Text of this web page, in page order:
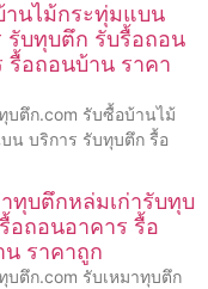
านไม้กระทุ่มแบน
รับทุบตึก รับรื้อถอน
รื้อถอนบ้าน ราคา
บตึก.com รับซื้อบ้านไม้
น บริการ รับทุบตึก รื้อ
ทุบตึกหล่มเก่ารับทุบ
อถอนอาคาร รื้อ
น ราคาถูก
บตึก.com รับเหมาทุบตึก